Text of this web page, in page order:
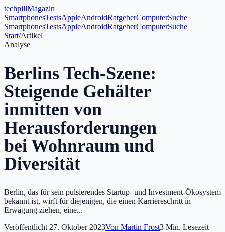
techpillMagazin
SmartphonesTestsAppleAndroidRatgeberComputerSuche
SmartphonesTestsAppleAndroidRatgeberComputerSuche
Start/Artikel
Analyse
Berlins Tech-Szene:
Steigende Gehälter
inmitten von
Herausforderungen
bei Wohnraum und
Diversität
Berlin, das für sein pulsierendes Startup- und Investment-Ökosystem
bekannt ist, wirft für diejenigen, die einen Karriereschritt in
Erwägung ziehen, eine...
Veröffentlicht 27. Oktober 2023Von Martin Frost3 Min. Lesezeit